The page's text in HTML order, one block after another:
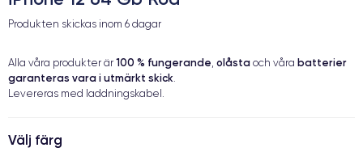
Produkten skickas inom 6 dagar
Alla våra produkter är 100 % fungerande, olåsta och våra batterier
garanteras vara i utmärkt skick.
Levereras med laddningskabel.
Välj färg